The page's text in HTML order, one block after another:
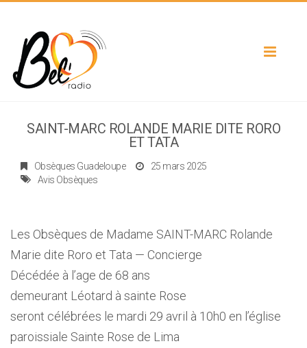
Toggle
SAINT-MARC ROLANDE MARIE DITE RORO
ET TATA
Obsèques Guadeloupe
25 mars 2025
Avis Obsèques
Les Obsèques de Madame SAINT-MARC Rolande
Marie dite Roro et Tata — Concierge
Décédée à l’age de 68 ans
demeurant Léotard à sainte Rose
seront célébrées le mardi 29 avril à 10h0 en l’église
paroissiale Sainte Rose de Lima